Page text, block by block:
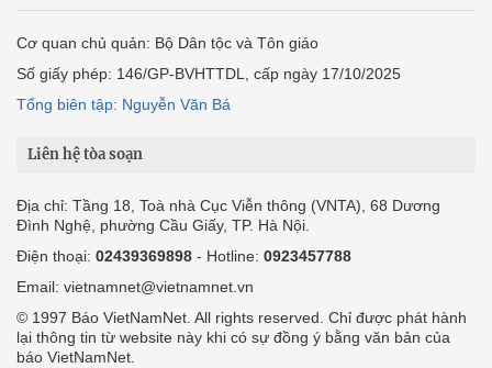
Cơ quan chủ quản: Bộ Dân tộc và Tôn giáo
Số giấy phép: 146/GP-BVHTTDL, cấp ngày 17/10/2025
Tổng biên tập: Nguyễn Văn Bá
Liên hệ tòa soạn
Địa chỉ: Tầng 18, Toà nhà Cục Viễn thông (VNTA), 68 Dương
Đình Nghệ, phường Cầu Giấy, TP. Hà Nội.
Điện thoại: 02439369898 - Hotline: 0923457788
Email: vietnamnet@vietnamnet.vn
© 1997 Báo VietNamNet. All rights reserved. Chỉ được phát hành
lại thông tin từ website này khi có sự đồng ý bằng văn bản của
báo VietNamNet.